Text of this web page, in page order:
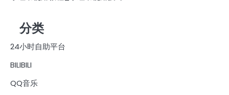
分类
24小时自助平台
BILIBILI
QQ音乐